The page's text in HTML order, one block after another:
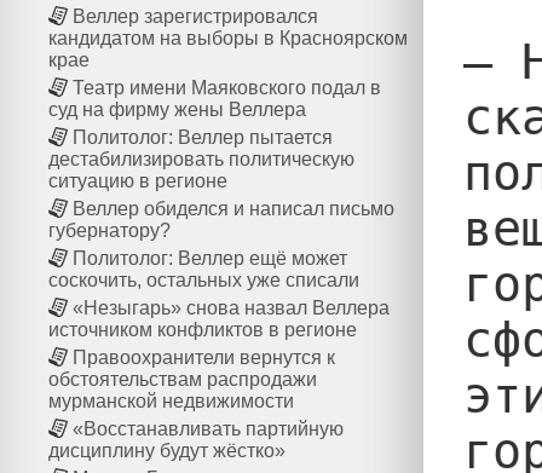
Веллер зарегистрировался
кандидатом на выборы в Красноярском
крае
Театр имени Маяковского подал в
суд на фирму жены Веллера
Политолог: Веллер пытается
дестабилизировать политическую
ситуацию в регионе
Веллер обиделся и написал письмо
губернатору?
Политолог: Веллер ещё может
соскочить, остальных уже списали
«Незыгарь» снова назвал Веллера
источником конфликтов в регионе
Правоохранители вернутся к
обстоятельствам распродажи
мурманской недвижимости
«Восстанавливать партийную
дисциплину будут жёстко»
—